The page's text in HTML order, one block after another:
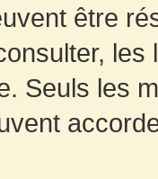
être
Seuls les